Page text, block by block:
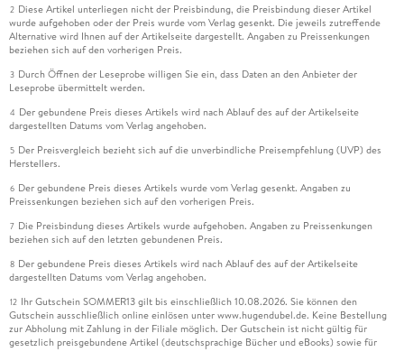
2 Diese Artikel unterliegen nicht der Preisbindung, die Preisbindung dieser Artikel
wurde aufgehoben oder der Preis wurde vom Verlag gesenkt. Die jeweils zutreffende
Alternative wird Ihnen auf der Artikelseite dargestellt. Angaben zu Preissenkungen
beziehen sich auf den vorherigen Preis.
3 Durch Öffnen der Leseprobe willigen Sie ein, dass Daten an den Anbieter der
Leseprobe übermittelt werden.
4 Der gebundene Preis dieses Artikels wird nach Ablauf des auf der Artikelseite
dargestellten Datums vom Verlag angehoben.
5 Der Preisvergleich bezieht sich auf die unverbindliche Preisempfehlung (UVP) des
Herstellers.
6 Der gebundene Preis dieses Artikels wurde vom Verlag gesenkt. Angaben zu
Preissenkungen beziehen sich auf den vorherigen Preis.
7 Die Preisbindung dieses Artikels wurde aufgehoben. Angaben zu Preissenkungen
beziehen sich auf den letzten gebundenen Preis.
8 Der gebundene Preis dieses Artikels wird nach Ablauf des auf der Artikelseite
dargestellten Datums vom Verlag angehoben.
12 Ihr Gutschein SOMMER13 gilt bis einschließlich 10.08.2026. Sie können den
Gutschein ausschließlich online einlösen unter www.hugendubel.de. Keine Bestellung
zur Abholung mit Zahlung in der Filiale möglich. Der Gutschein ist nicht gültig für
gesetzlich preisgebundene Artikel (deutschsprachige Bücher und eBooks) sowie für